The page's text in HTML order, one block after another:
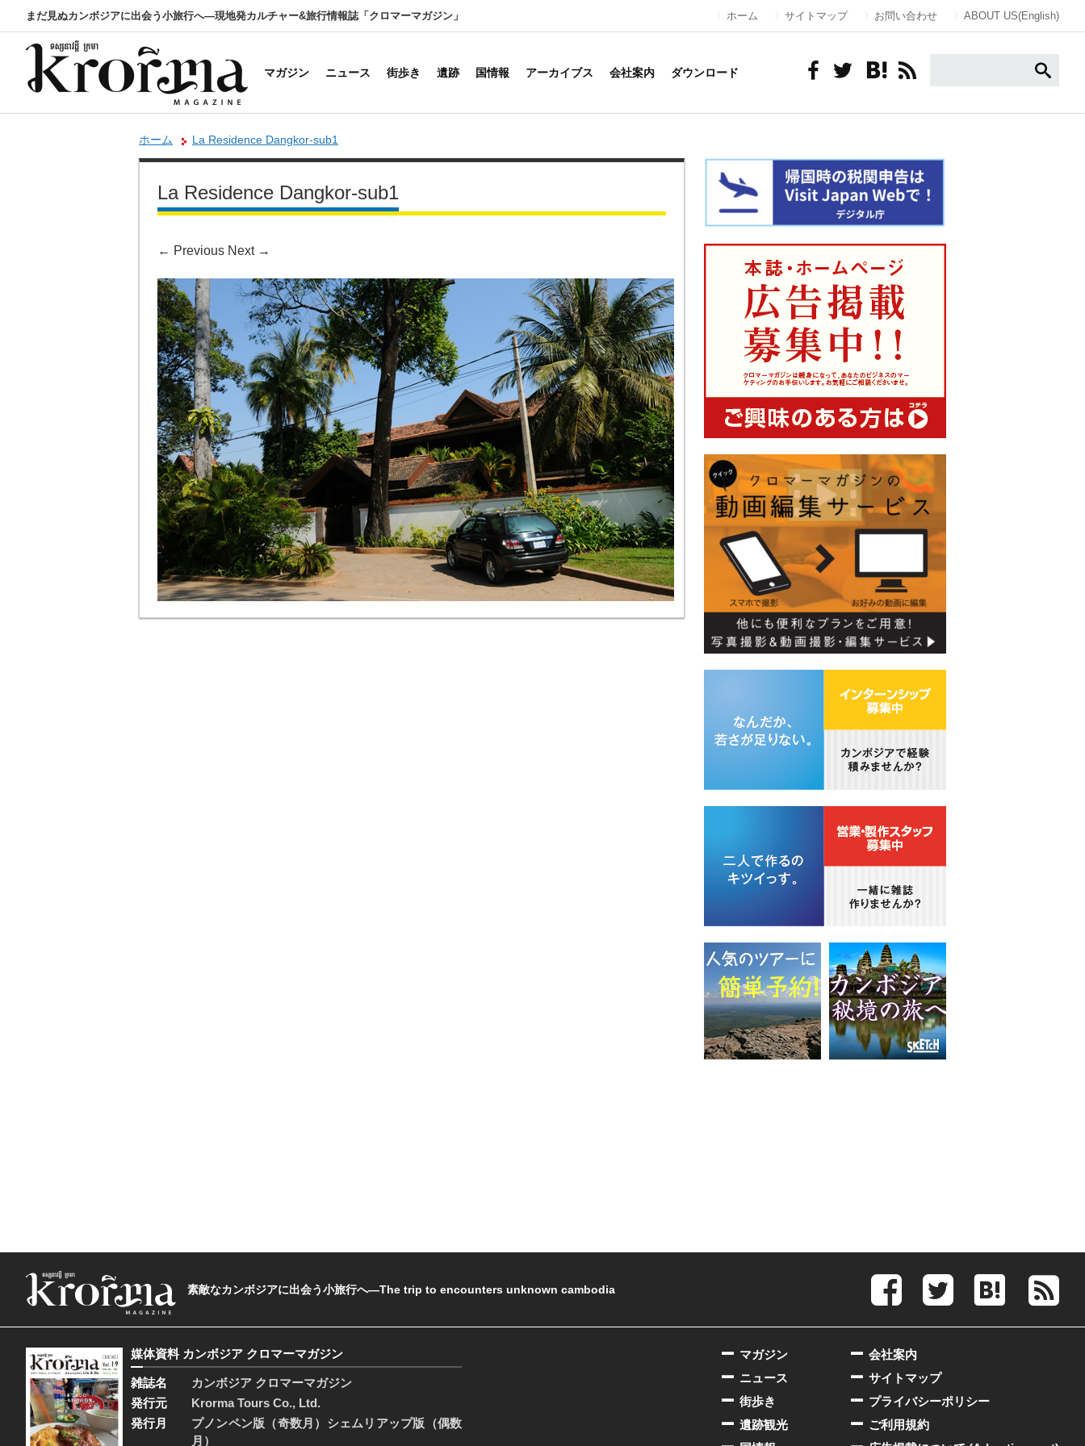
まだ見ぬカンボジアに出会う小旅行へ―現地発カルチャー&旅行情報誌「クロマーマガジン」 ホーム サイトマップ お問い合わせ ABOUT US(English)
マガジン ニュース 街歩き 遺跡 国情報 アーカイブス 会社案内 ダウンロード
ホーム La Residence Dangkor-sub1
La Residence Dangkor-sub1
← Previous Next →
素敵なカンボジアに出会う小旅行へ―The trip to encounters unknown cambodia
媒体資料 カンボジア クロマーマガジン
雑誌名
カンボジア クロマーマガジン
発行元
Krorma Tours Co., Ltd.
発行月
プノンペン版（奇数月）シェムリアップ版（偶数
月）
会社案内
サイトマップ
プライバシーポリシー
ご利用規約
マガジン
ニュース
街歩き
遺跡観光